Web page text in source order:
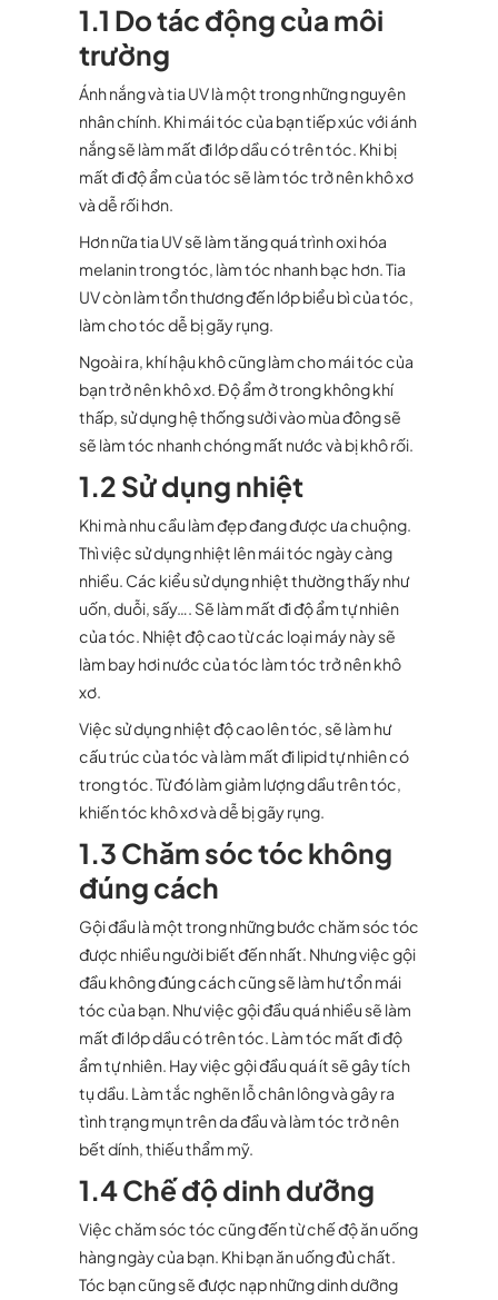
1.1 Do tác động của môi
trường
Ánh nắng và tia UV là một trong những nguyên
nhân chính. Khi mái tóc của bạn tiếp xúc với ánh
nắng sẽ làm mất đi lớp dầu có trên tóc. Khi bị
mất đi độ ẩm của tóc sẽ làm tóc trở nên khô xơ
và dễ rối hơn.
Hơn nữa tia UV sẽ làm tăng quá trình oxi hóa
melanin trong tóc, làm tóc nhanh bạc hơn. Tia
UV còn làm tổn thương đến lớp biểu bì của tóc,
làm cho tóc dễ bị gãy rụng.
Ngoài ra, khí hậu khô cũng làm cho mái tóc của
bạn trở nên khô xơ. Độ ẩm ở trong không khí
thấp, sử dụng hệ thống sưởi vào mùa đông sẽ
sẽ làm tóc nhanh chóng mất nước và bị khô rối.
1.2 Sử dụng nhiệt
Khi mà nhu cầu làm đẹp đang được ưa chuộng.
Thì việc sử dụng nhiệt lên mái tóc ngày càng
nhiều. Các kiểu sử dụng nhiệt thường thấy như
uốn, duỗi, sấy…. Sẽ làm mất đi độ ẩm tự nhiên
của tóc. Nhiệt độ cao từ các loại máy này sẽ
làm bay hơi nước của tóc làm tóc trở nên khô
xơ.
Việc sử dụng nhiệt độ cao lên tóc, sẽ làm hư
cấu trúc của tóc và làm mất đi lipid tự nhiên có
trong tóc. Từ đó làm giảm lượng dầu trên tóc,
khiến tóc khô xơ và dễ bị gãy rụng.
1.3 Chăm sóc tóc không
đúng cách
Gội đầu là một trong những bước chăm sóc tóc
được nhiều người biết đến nhất. Nhưng việc gội
đầu không đúng cách cũng sẽ làm hư tổn mái
tóc của bạn. Như việc gội đầu quá nhiều sẽ làm
mất đi lớp dầu có trên tóc. Làm tóc mất đi độ
ẩm tự nhiên. Hay việc gội đầu quá ít sẽ gây tích
tụ dầu. Làm tắc nghẽn lỗ chân lông và gây ra
tình trạng mụn trên da đầu và làm tóc trở nên
bết dính, thiếu thẩm mỹ.
1.4 Chế độ dinh dưỡng
Việc chăm sóc tóc cũng đến từ chế độ ăn uống
hàng ngày của bạn. Khi bạn ăn uống đủ chất.
Tóc bạn cũng sẽ được nạp những dinh dưỡng